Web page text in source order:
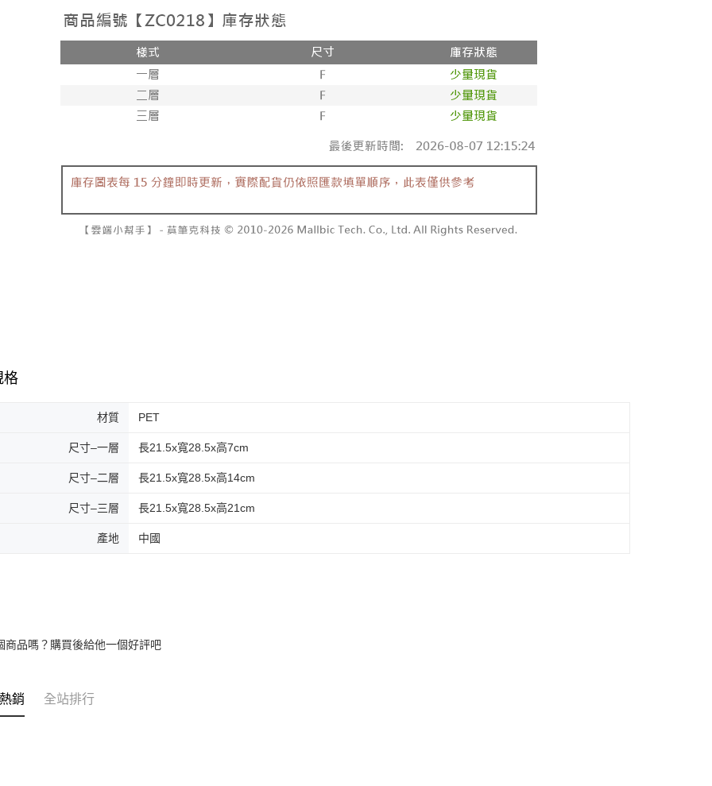
格
材質 PET
尺寸–一層 長21.5x寬28.5x高7cm
尺寸–二層 長21.5x寬28.5x高14cm
尺寸–三層 長21.5x寬28.5x高21cm
產地 中國
商品嗎？購買後給他一個好評吧
銷 全站排行